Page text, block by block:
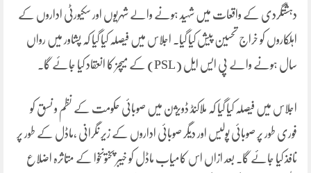
دہشتگردی کے واقعات میں شہید ہونے والے شہریوں اور سکیورٹی اداروں کے
اہلکاروں کو خراج تحسین پیش کیا گیا۔ اجلاس میں فیصلہ کیا گیا کہ پشاور میں رواں
سال ہونے والے پی ایس ایل (PSL) کے میچز کا انعقاد کیا جائے گا۔
⁠اجلاس میں فیصلہ کیا گیا کہ ملاکنڈ ڈویژن میں صوبائی حکومت کے نظم و نسق کو
فوری طور پر صوبائی پولیس اور دیگر صوبائی اداروں کے زیر نگرانی ،ماڈل کے طور پر
نافذ کیا جائے گا۔ بعد ازاں اس کامیاب ماڈل کو خیبر پختونخوا کے متاثرہ اضلاع